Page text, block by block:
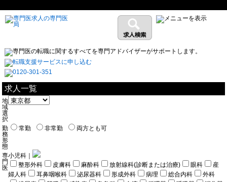
求人一覧
地
域
選
択
勤
務
形
態
常勤 非常勤 両方とも可
専
門
医
小児科｜
整形外科
皮膚科 麻酔科 放射線科(診断または治療) 眼科
産
婦人科
耳鼻咽喉科 泌尿器科 形成外科 病理 総合内科
外科